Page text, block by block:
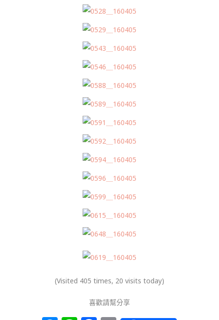
(Visited 405 times, 20 visits today)
喜歡請幫分享